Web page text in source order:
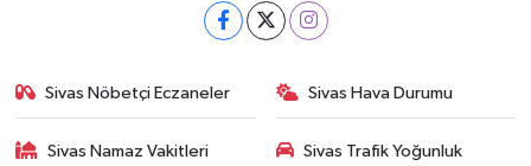
Sivas Nöbetçi Eczaneler Sivas Hava Durumu
Sivas Namaz Vakitleri
Sivas Trafik Yoğunluk